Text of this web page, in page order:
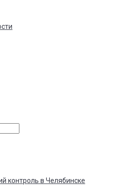
контроль в Челябинске